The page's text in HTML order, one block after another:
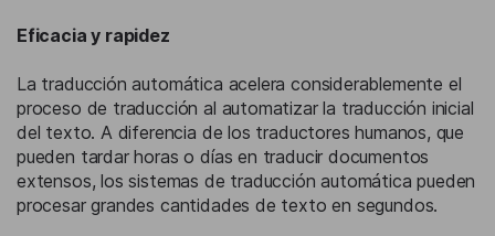
Eficacia y rapidez
La traducción automática acelera considerablemente el
proceso de traducción al automatizar la traducción inicial
del texto. A diferencia de los traductores humanos, que
pueden tardar horas o días en traducir documentos
extensos, los sistemas de traducción automática pueden
procesar grandes cantidades de texto en segundos.